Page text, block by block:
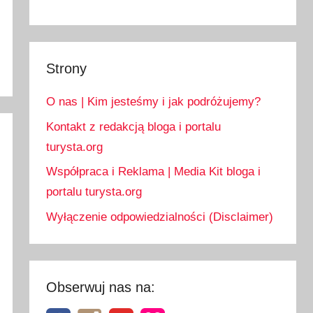
Strony
O nas | Kim jesteśmy i jak podróżujemy?
Kontakt z redakcją bloga i portalu
turysta.org
Współpraca i Reklama | Media Kit bloga i
portalu turysta.org
Wyłączenie odpowiedzialności (Disclaimer)
Obserwuj nas na: